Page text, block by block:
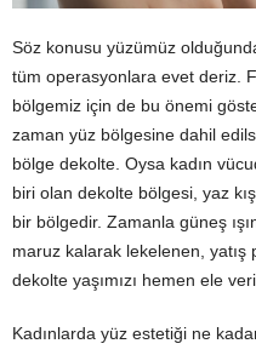
Söz konusu yüzümüz
tüm operasyonlara evet deriz.
bölgemiz için de bu önemi
zaman yüz bölgesine dahil
bölge dekolte. Oysa kadın
biri olan dekolte bölgesi, yaz
bir bölgedir. Zamanla güneş
maruz kalarak lekelenen, yatış
dekolte yaşımızı hemen ele
Kadınlarda yüz estetiği ne